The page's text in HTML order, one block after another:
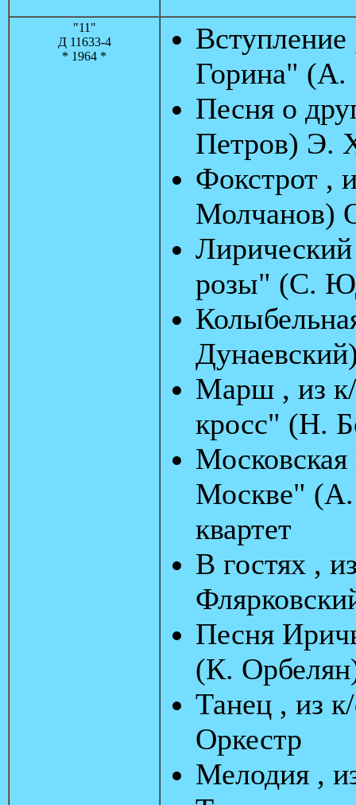
"11"
Д 11633-4
* 1964 *
Горина"
Песня о
Петров) Э.
Фокстрот ,
Молчанов)
розы" (С.
Марш , из
кросс" (Н.
Москве" (А.
квартет
В гостях ,
Песня
(К.
Танец , из
Оркестр
Мелодия ,